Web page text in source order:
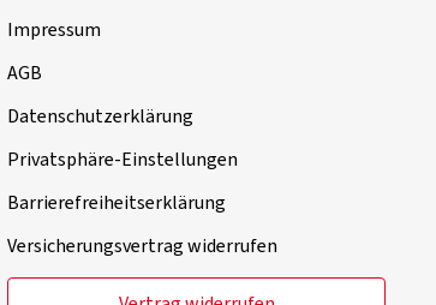
Impressum
AGB
Datenschutzerklärung
Privatsphäre-Einstellungen
Barrierefreiheitserklärung
Versicherungsvertrag widerrufen